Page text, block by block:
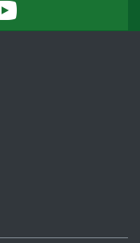
Youtube